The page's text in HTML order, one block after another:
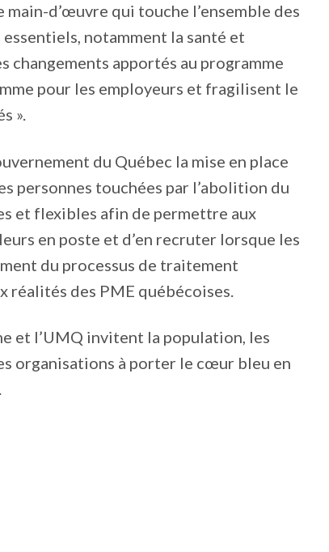
main-d’œuvre qui touche l’ensemble des
notamment la santé et
changements apportés au programme
pour les employeurs et fragilisent le
».
du Québec la mise en place
personnes touchées par l’abolition du
et flexibles afin de permettre aux
en poste et d’en recruter lorsque les
du processus de traitement
réalités des PME québécoises.
et l’UMQ invitent la population, les
organisations à porter le cœur bleu en